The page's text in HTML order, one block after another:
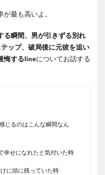
最も高いよ。
る瞬間、男が引きずる別れ
ップ、破局後に元彼を追い
悔するlineについてお話する
じるのはこんな瞬間なん
幸せになれたと気付いた時
に頭に残っていた時